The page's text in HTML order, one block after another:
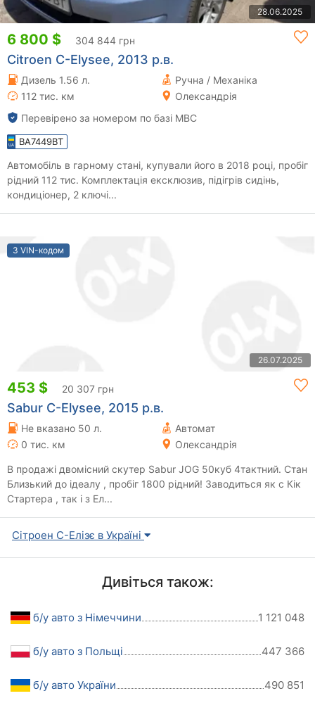
28.06.2025
6 800 $ 304 844 грн
Citroen C-Elysee, 2013 р.в.
Дизель 1.56 л.
Ручна / Механіка
112 тис. км
Олександрія
Перевірено за номером по базі МВС
BA7449BT
Автомобіль в гарному стані, купували його в 2018 році, пробіг
рідний 112 тис. Комплектація ексклюзив, підігрів сидінь,
кондиціонер, 2 ключі...
З VIN-кодом
26.07.2025
453 $ 20 307 грн
Sabur C-Elysee, 2015 р.в.
Не вказано 50 л.
Автомат
0 тис. км
Олександрія
В продажі двомісний скутер Sabur JOG 50куб 4тактний. Стан
Близький до ідеалу , пробіг 1800 рідний! Заводиться як с Кік
Стартера , так і з Ел...
Сітроен С-Елізє в Україні
Дивіться також:
б/у авто з Німеччини 1 121 048
б/у авто з Польщі 447 366
б/у авто України 490 851